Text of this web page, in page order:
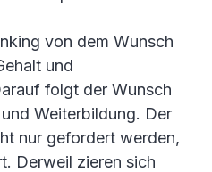
von dem Wunsch
und
folgt der Wunsch
Weiterbildung. Der
nur gefordert werden,
Derweil zieren sich